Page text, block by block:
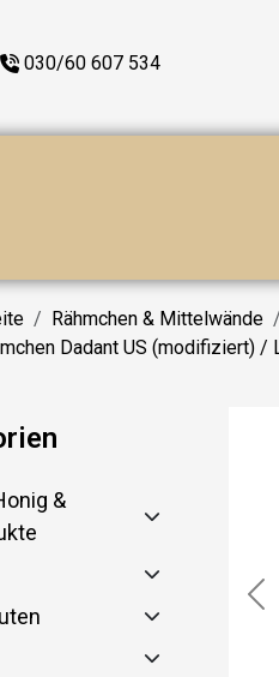
030/60 607 534
Rähmchen & Mittelwände
Dadant US (modifiziert)
&